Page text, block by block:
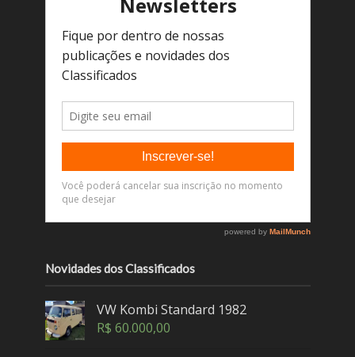
Novidades dos Classificados
VW Kombi Standard 1982
R$ 60.000,00